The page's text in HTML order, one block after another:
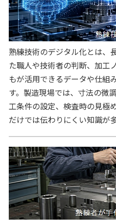
熟練技術のデジタル化とは、
た職人や技術者の判断、加工
もが活用できるデータや仕組
す。製造現場では、寸法の微
工条件の設定、検査時の見極
だけでは伝わりにくい知識が